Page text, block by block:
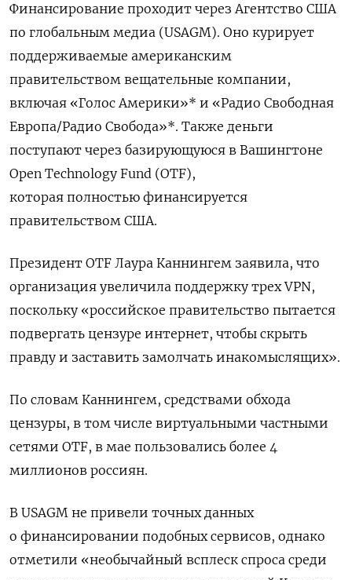
Финансирование проходит через Агентство США
по глобальным медиа (USAGM). Оно курирует
поддерживаемые американским
правительством вещательные компании,
включая «Голос Америки»* и «Радио Свободная
Европа/Радио Свобода»*. Также деньги
поступают через базирующуюся в Вашингтоне
Open Technology Fund (OTF),
которая полностью финансируется
правительством США.
Президент OTF Лаура Каннингем заявила, что
организация увеличила поддержку трех VPN,
поскольку «российское правительство пытается
подвергать цензуре интернет, чтобы скрыть
правду и заставить замолчать инакомыслящих».
По словам Каннингем, средствами обхода
цензуры, в том числе виртуальными частными
сетями OTF, в мае пользовались более 4
миллионов россиян.
В USAGM не привели точных данных
о финансировании подобных сервисов, однако
отметили «необычайный всплеск спроса среди